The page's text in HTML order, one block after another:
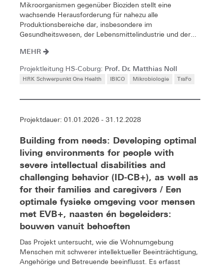
Mikroorganismen gegenüber Bioziden stellt eine
wachsende Herausforderung für nahezu alle
Produktionsbereiche dar, insbesondere im
Gesundheitswesen, der Lebensmittelindustrie und der...
MEHR
Projektleitung HS-Coburg: Prof. Dr. Matthias Noll
HRK Schwerpunkt One Health IBICO Mikrobiologie TraFo
Projektdauer: 01.01.2026 - 31.12.2028
Building from needs: Developing optimal
living environments for people with
severe intellectual disabilities and
challenging behavior (ID-CB+), as well as
for their families and caregivers / Een
optimale fysieke omgeving voor mensen
met EVB+, naasten én begeleiders:
bouwen vanuit behoeften
Das Projekt untersucht, wie die Wohnumgebung
Menschen mit schwerer intellektueller Beeinträchtigung,
Angehörige und Betreuende beeinflusst. Es erfasst